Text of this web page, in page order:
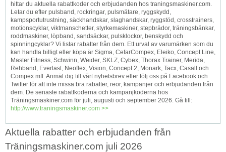
hittar du aktuella rabattkoder och erbjudanden hos traningsmaskiner.com.
Letar du efter pulsband, rockringar, pulsmätare, ryggskydd,
kampsportutrustning, säckhandskar, slaghandskar, ryggstöd, crosstrainers,
motionscyklar, viktmanschetter, styrkemaskiner, stepbrädor, träningsbänkar,
roddmaskiner, löpband, sandsäckar, pulsklockor, benskydd och
spinningcyklar? Vi listar rabatter från dem. Ett urval av varumärken som du
kan handla billigt eller köpa är Sigma, CefarCompex, Eleiko, Concept Line,
Master Fitness, Schwinn, Weider, SKLZ, Cybex, Thorax Trainer, Merida,
Rehband, Everlast, Neoflex, Vision, Concept 2, Monark, Tacx, Casall och
Compex mfl. Anmäl dig till vårt nyhetsbrev eller följ oss på Facebook och
Twitter för att inte missa bra rabatter, reor, kampanjer och erbjudanden från
dem. De senaste rabattkoderna och kampanjkoderna hos
Träningsmaskiner.com för juli, augusti och september 2026. Gå till:
http://www.traningsmaskiner.com >>
Aktuella rabatter och erbjudanden från
Träningsmaskiner.com juli 2026